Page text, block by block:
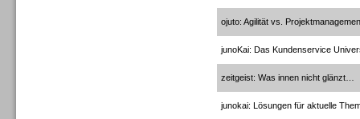
ojuto: Agilität vs.
junoKai: Das Kundenservice
zeitgeist: Was innen nicht glänzt…
junokai: Lösungen für aktuelle